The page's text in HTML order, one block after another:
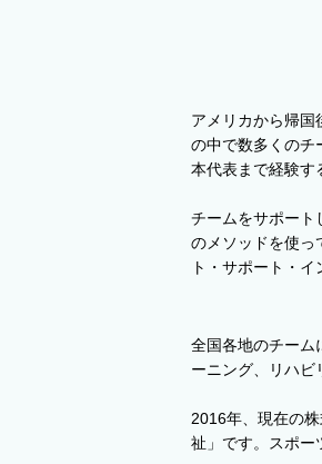
アメリカから帰国
の中で数多くのチ
本代表まで経験す
チームをサポート
のメソッドを使っ
ト・サポート・イ
全国各地のチーム
ーニング、リハビ
2016年、現在の
祉」です。スポー